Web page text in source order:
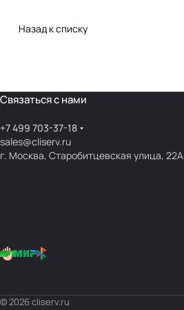
Назад к списку
Связаться с нами
+7 499 703-37-18
sales@cliserv.ru
г. Москва, Старобитцевская улица,
© 2026 cliserv.ru